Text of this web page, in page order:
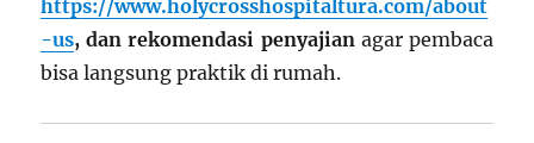
https://www.holycrosshospitaltura.com/about
-us, dan rekomendasi penyajianagar pembaca
bisa langsung praktik di rumah.